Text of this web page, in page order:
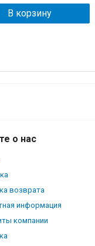
В корзину
о нас
возврата
информация
компании